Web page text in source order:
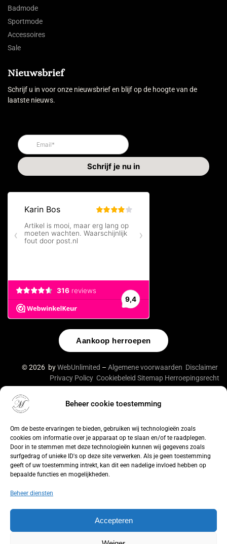
Beheer cookie toestemming
Om de beste ervaringen te bieden, gebruiken wij technologieën zoals
cookies om informatie over je apparaat op te slaan en/of te raadplegen.
Door in te stemmen met deze technologieën kunnen wij gegevens zoals
surfgedrag of unieke ID's op deze site verwerken. Als je geen toestemming
geeft of uw toestemming intrekt, kan dit een nadelige invloed hebben op
bepaalde functies en mogelijkheden.
Beheer diensten
Accepteren
Badmode
Sportmode
Accessoires
Sale
Nieuwsbrief
Schrijf u in voor onze nieuwsbrief en blijf op de hoogte van de
laatste nieuws.
Aankoop herroepen
© 2026 byWebUnlimited – Algemene voorwaarden Disclaimer
Privacy Policy Cookiebeleid Sitemap Herroepingsrecht
De waardering van lingeriebym.nl/ bij
WebwinkelKeur